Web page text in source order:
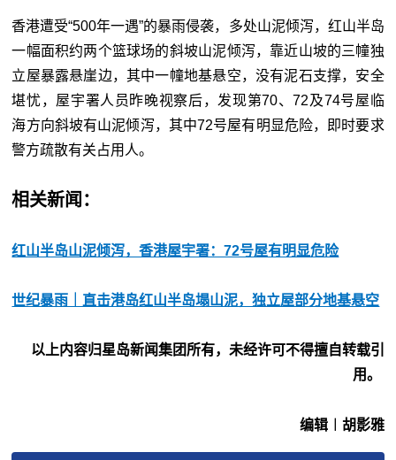
香港遭受“500年一遇”的暴雨侵袭，多处山泥倾泻，红山半岛
一幅面积约两个篮球场的斜坡山泥倾泻，靠近山坡的三幢独
立屋暴露悬崖边，其中一幢地基悬空，没有泥石支撑，安全
堪忧，屋宇署人员昨晚视察后，发现第70、72及74号屋临
海方向斜坡有山泥倾泻，其中72号屋有明显危险，即时要求
警方疏散有关占用人。
相关新闻：
红山半岛山泥倾泻，香港屋宇署：72号屋有明显危险
世纪暴雨｜直击港岛红山半岛塌山泥，独立屋部分地基悬空
以上内容归星岛新闻集团所有，未经许可不得擅自转载引
用。
编辑︱胡影雅